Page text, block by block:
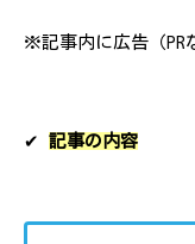
※記事内に広告（PR
✔︎ 記事の内容